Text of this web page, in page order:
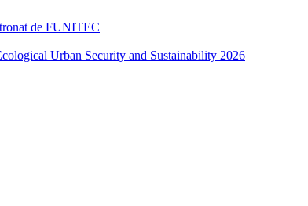
de FUNITEC
Urban Security and Sustainability 2026